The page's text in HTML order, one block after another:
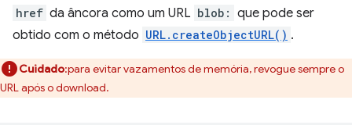
href da âncora como um URL blob: que pode ser
obtido com o método URL.createObjectURL() .
Cuidado:para evitar vazamentos de memória, revogue sempre o
URL após o download.